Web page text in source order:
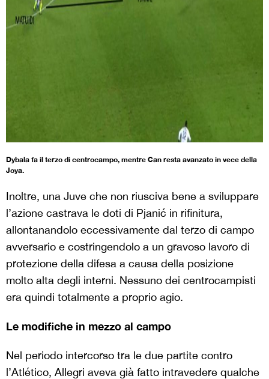
Dybala fa il terzo di centrocampo, mentre Can resta avanzato in vece della
Joya.
Inoltre, una Juve che non riusciva bene a sviluppare
l’azione castrava le doti di Pjanić in rifinitura,
allontanandolo eccessivamente dal terzo di campo
avversario e costringendolo a un gravoso lavoro di
protezione della difesa a causa della posizione
molto alta degli interni. Nessuno dei centrocampisti
era quindi totalmente a proprio agio.
Le modifiche in mezzo al campo
Nel periodo intercorso tra le due partite contro
l’Atlético, Allegri aveva già fatto intravedere qualche